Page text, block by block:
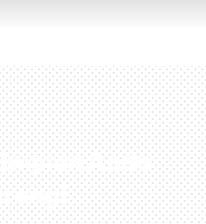
Anda